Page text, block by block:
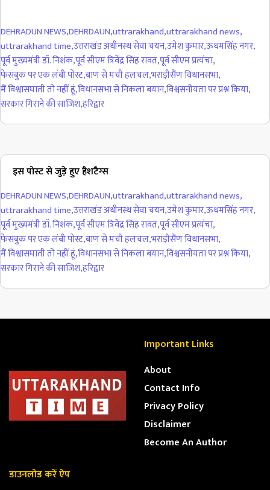
DEHRADUN NEWS,DEHRDAUN,uttrarakhand,uttrarakhand news,
uttrarakhand time,उत्तराखंड अधीनस्थ सेवा चयन,उमेश कुमार,ऊधमसिंह नगर,
पूर्व मुख्यमंत्री डॉ. निशंक,पूर्व सीएम त्रिवेंद्र सिंह रावत,पूर्व सीएम प्रत्यंचा,
फेसबुक पर एक लंबी पोस्ट,बाण से मची हलचल,भराड़ीसैंण विधानसभा,
मैं विश्वासघाती तो नहीं हूं,विधानसभा से निकला बयान,विश्वसनीयता पर प्रश्न किया,
सरकार गिराने की साजिश,हरिद्वार
इस पोस्ट से जुड़े हुए हैशटैग्स
DEHRADUN NEWS,DEHRDAUN,uttrarakhand,uttrarakhand news,
uttrarakhand time,उत्तराखंड अधीनस्थ सेवा चयन,उमेश कुमार,ऊधमसिंह नगर,
पूर्व मुख्यमंत्री डॉ. निशंक,पूर्व सीएम त्रिवेंद्र सिंह रावत,पूर्व सीएम प्रत्यंचा,
फेसबुक पर एक लंबी पोस्ट,बाण से मची हलचल,भराड़ीसैंण विधानसभा,
मैं विश्वासघाती तो नहीं हूं,विधानसभा से निकला बयान,विश्वसनीयता पर प्रश्न किया,
सरकार गिराने की साजिश,हरिद्वार
Important Links
About
Contact Info
Privacy Policy
Disclaimer
Become An Author
डाउनलोड करें ऐप